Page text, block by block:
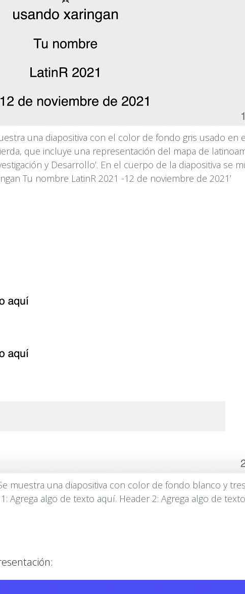
una diapositiva con el color de fondo gris usado en
que incluye una representación del mapa de
y Desarrollo’. En el cuerpo de la diapositiva se
Tu nombre LatinR 2021 -12 de noviembre de 2021’
muestra una diapositiva con color de fondo blanco y
Agrega algo de texto aquí. Header 2: Agrega algo de